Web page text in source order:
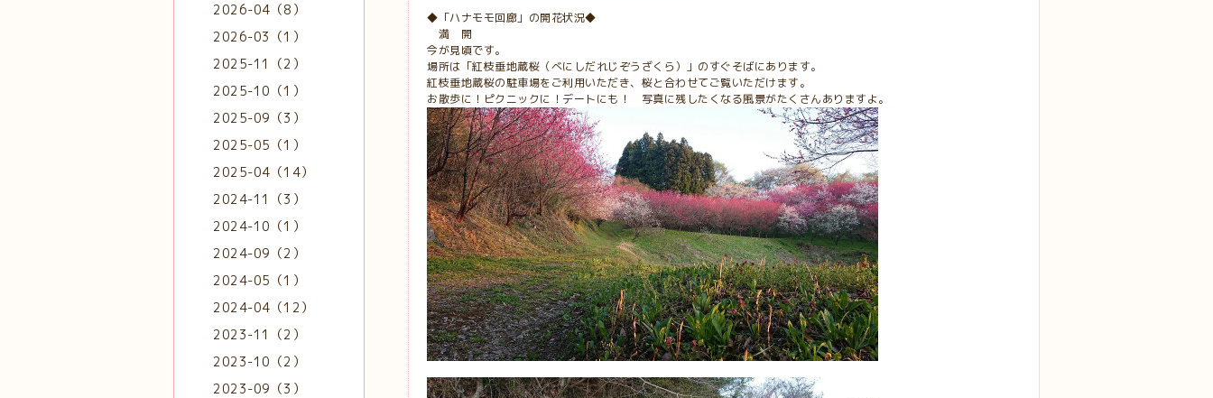
◆「ハナモモ回廊」の開花状況◆
満 開
今が見頃です。
場所は「紅枝垂地蔵桜（べにしだれじぞうざくら）」のすぐそばにあります。
紅枝垂地蔵桜の駐車場をご利用いただき、桜と合わせてご覧いただけます。
お散歩に！ピクニックに！デートにも！ 写真に残したくなる風景がたくさんありますよ。
2026-04（8）
2026-03（1）
2025-11（2）
2025-10（1）
2025-09（3）
2025-05（1）
2025-04（14）
2024-11（3）
2024-10（1）
2024-09（2）
2024-05（1）
2024-04（12）
2023-11（2）
2023-10（2）
2023-09（3）